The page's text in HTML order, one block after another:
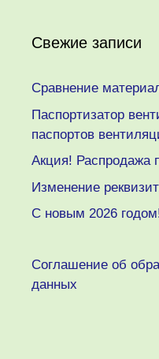
Свежие записи
Сравнение
Паспортизатор
паспортов
Акция! Распродажа
Изменение
C новым 2026
Соглашение об
данных